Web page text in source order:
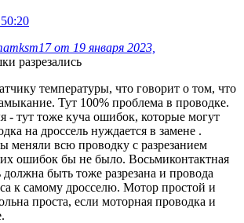
от 19 января 2023,
разрезались
температуры, что говорит о том, что
Тут 100% проблема в проводке.
- тут тоже куча ошибок, которые могут
на дроссель нуждается в замене .
меняли всю проводку с разрезанием
ошибок бы не было. Восьмиконтактная
быть тоже разрезана и провода
к самому дросселю. Мотор простой и
проста, если моторная проводка и